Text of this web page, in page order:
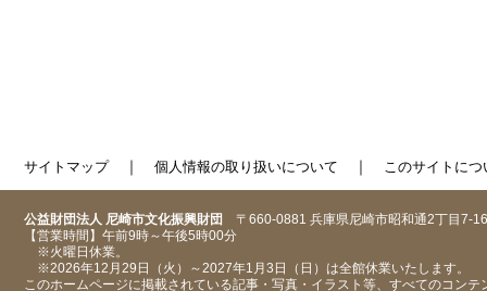
サイトマップ｜ 個人情報の取り扱いについて ｜ このサイトにつ
公益財団法人 尼崎市文化振興財団 〒660-0881 兵庫県尼崎市昭和通2丁目7-16
【営業時間】午前9時～午後5時00分
※火曜日休業。
※2026年12月29日（火）～2027年1月3日（日）は全館休業いたします。
このホームページに掲載されている記事・写真・イラスト等、すべてのコン